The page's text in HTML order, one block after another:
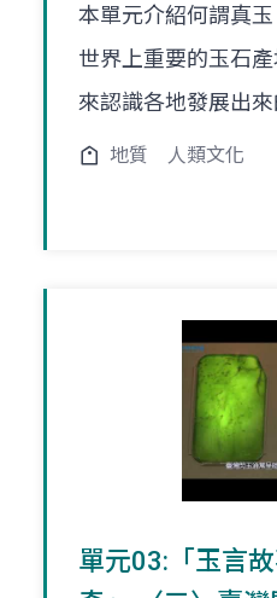
本單元介紹何謂真
世界上重要的玉石
來認識各地發展出來
地質 人類文化
單元03:「玉言